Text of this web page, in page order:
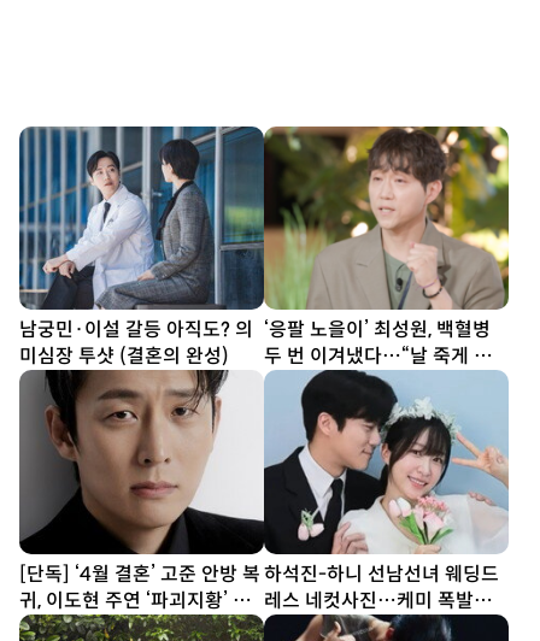
남궁민·이설 갈등 아직도? 의
미심장 투샷 (결혼의 완성)
‘응팔 노을이’ 최성원, 백혈병
두 번 이겨냈다…“날 죽게 하
려는 건가 싶어” (해투)
[단독] ‘4월 결혼’ 고준 안방 복
귀, 이도현 주연 ‘파괴지황’ 합
류
하석진-하니 선남선녀 웨딩드
레스 네컷사진…케미 폭발
[DA★]